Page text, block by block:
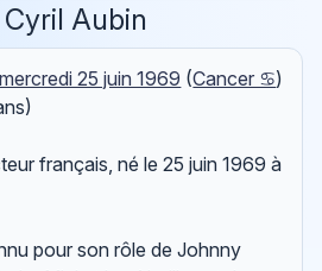
Aubin
mercredi 25 juin 1969 (Cancer ♋)
français, né le 25 juin 1969 à
pour son rôle de Johnny